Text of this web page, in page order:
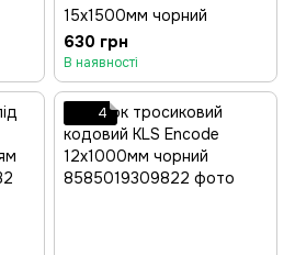
15х1500мм чорний
630 грн
В наявності
4